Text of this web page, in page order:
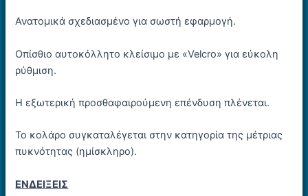
Ανατομικά σχεδιασμένο για σωστή εφαρμογή.
Oπίσθιο αυτοκόλλητο κλείσιμο με «Velcro» για εύκολη
ρύθμιση.
Η εξωτερική προσθαφαιρούμενη επένδυση πλένεται.
Το κολάρο συγκαταλέγεται στην κατηγορία της μέτριας
πυκνότητας (ημίσκληρο).
ΕΝΔΕΙΞΕΙΣ